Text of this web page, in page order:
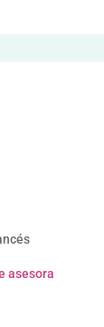
asesora